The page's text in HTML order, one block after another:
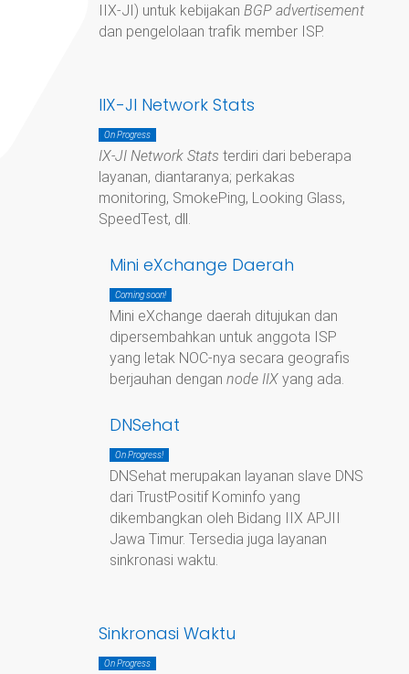
IIX-JI) untuk kebijakan BGP advertisement
dan pengelolaan trafik member ISP.
IIX-JI Network Stats
On Progress
IX-JI Network Stats terdiri dari beberapa
layanan, diantaranya; perkakas
monitoring, SmokePing, Looking Glass,
SpeedTest, dll.
Mini eXchange Daerah
Coming soon!
Mini eXchange daerah ditujukan dan
dipersembahkan untuk anggota ISP
yang letak NOC-nya secara geografis
berjauhan dengan node IIXyang ada.
DNSehat
On Progress!
DNSehat merupakan layanan slave DNS
dari TrustPositif Kominfo yang
dikembangkan oleh Bidang IIX APJII
Jawa Timur. Tersedia juga layanan
sinkronasi waktu.
Sinkronasi Waktu
On Progress